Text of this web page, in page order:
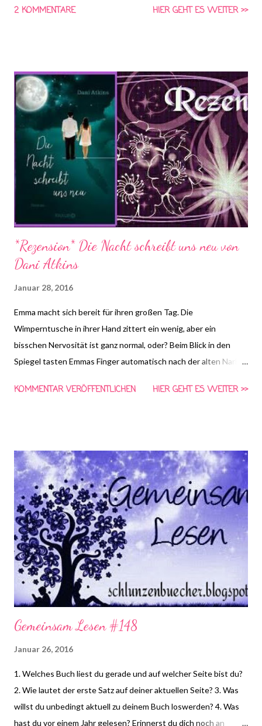
Joker zur Strecke zu bringen. Die Suche nach dem Joker wird für
tut sich auf, der letztlich ganz Hamburg zu verschlingen droht.
(Quelle:amazon.de)
2 KOMMENTARE HIER GEHT ES WEITER >>
*Rezension* Die Nacht schreibt uns neu von
Dani Atkins
Januar 28, 2016
Emma macht sich bereit für ihren großen Tag. Die
Wimperntusche in ihrer Hand zittert ein wenig, aber ein
bisschen Nervosität ist ganz normal, oder? Beim Blick in den
Spiegel tasten Emmas Finger automatisch nach der alten Narbe
Nacht, die ihr Leben verändert hat. Und nicht nur ihres. Emma
Reaktion, als sie ihn gebeten hat, die Hochzeit zu verschieben.
Und an alles, was danach kam. Schließlich klopft es an der Tür.
Jemand ist gekommen, um Emma nach unten zu führen. Wer?
(Quelle: amazon.de)
KOMMENTAR VERÖFFENTLICHEN HIER GEHT ES WEITER >>
Gemeinsam Lesen #148
Januar 26, 2016
1. Welches Buch liest du gerade und auf welcher Seite bist du?
2. Wie lautet der erste Satz auf deiner aktuellen Seite? 3. Was
willst du unbedingt aktuell zu deinem Buch loswerden? 4. Was
hast du vor einem Jahr gelesen? Erinnerst du dich noch an